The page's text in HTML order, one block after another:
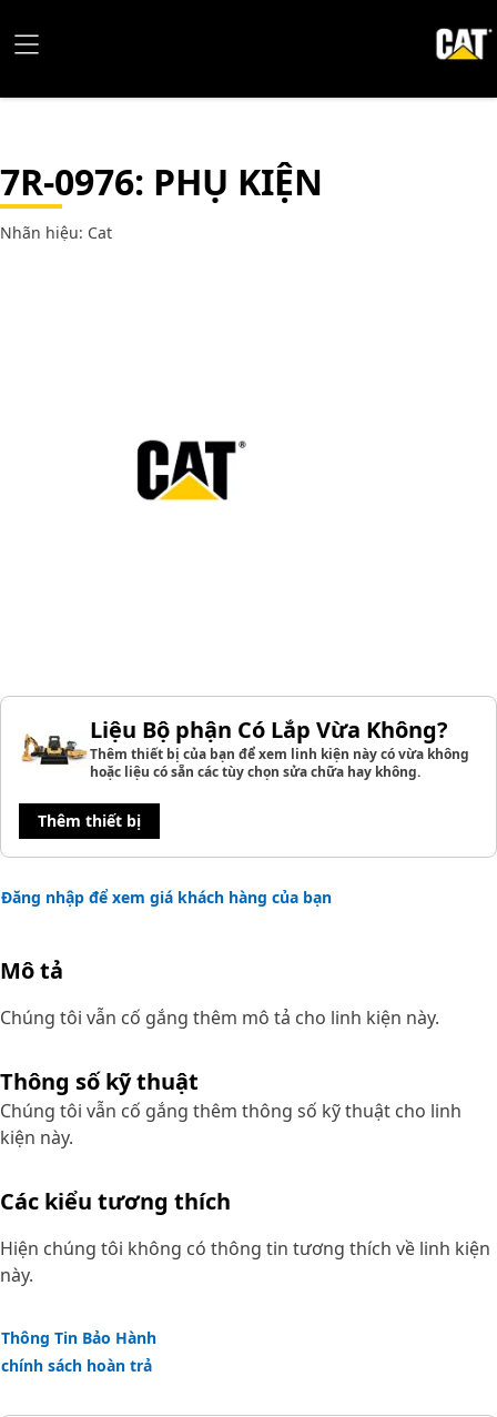
7R-0976: PHỤ KIỆN
Nhãn hiệu: Cat
Liệu Bộ phận Có Lắp Vừa Không?
Thêm thiết bị của bạn để xem linh kiện này có vừa không
hoặc liệu có sẵn các tùy chọn sửa chữa hay không.
Thêm thiết bị
Đăng nhập để xem giá khách hàng của bạn
Mô tả
Chúng tôi vẫn cố gắng thêm mô tả cho linh kiện này.
Thông số kỹ thuật
Chúng tôi vẫn cố gắng thêm thông số kỹ thuật cho linh
kiện này.
Các kiểu tương thích
Hiện chúng tôi không có thông tin tương thích về linh kiện
này.
Thông Tin Bảo Hành
chính sách hoàn trả